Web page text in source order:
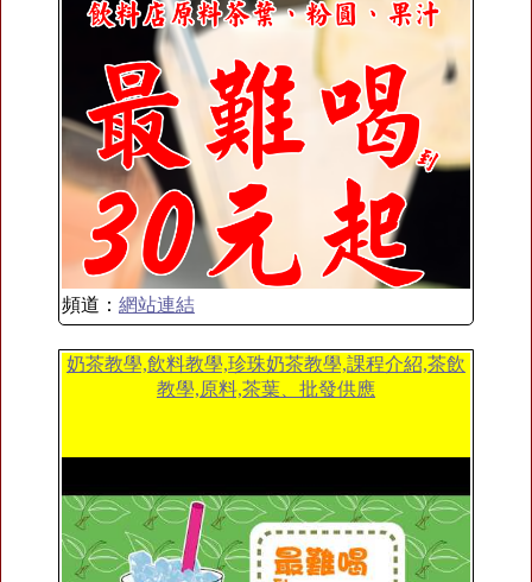
頻道： 網站連結
奶茶教學,飲料教學,珍珠奶茶教學,課程介紹,茶飲
教學,原料,茶葉、批發供應